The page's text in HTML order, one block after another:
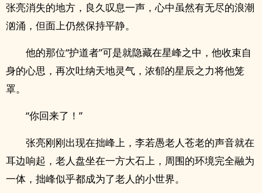
张亮消失的地方，良久叹息一声，心中虽然有无尽的浪潮
汹涌，但面上仍然保持平静。
他的那位“护道者”可是就隐藏在星峰之中，他收束自
身的心思，再次吐纳天地灵气，浓郁的星辰之力将他笼
罩。
“你回来了！”
张亮刚刚出现在拙峰上，李若愚老人苍老的声音就在
耳边响起，老人盘坐在一方大石上，周围的环境完全融为
一体，拙峰似乎都成为了老人的小世界。